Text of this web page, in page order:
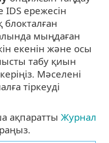
ережесін
мыңдаған
екенін және осы
табу қиын
Мәселені
тіркеуді
ақпаратты Журнал